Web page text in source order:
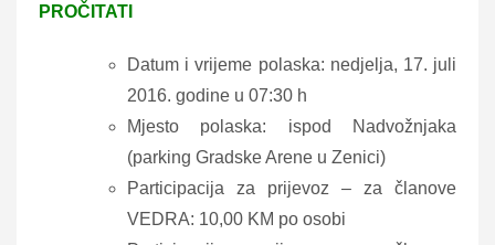
PROČITATI
Datum i vrijeme polaska: nedjelja, 17. juli
2016. godine u 07:30 h
Mjesto polaska: ispod Nadvožnjaka
(parking Gradske Arene u Zenici)
Participacija za prijevoz – za članove
VEDRA: 10,00 KM po osobi